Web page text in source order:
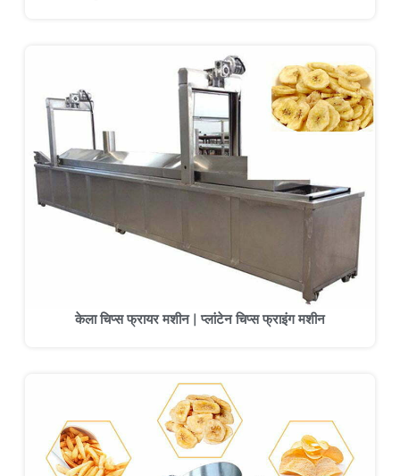
केला चिप्स फ्रायर मशीन | प्लांटेन चिप्स फ्राइंग मशीन